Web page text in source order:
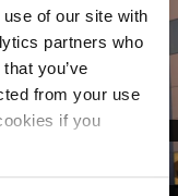
of our site with
partners who
you’ve
from your use
if you